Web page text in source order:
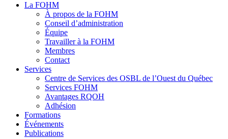
La FOHM
À propos de la FOHM
Conseil d’administration
Équipe
Travailler à la FOHM
Membres
Contact
Services
Centre de Services des OSBL de l’Ouest du Québec
Services FOHM
Avantages RQOH
Adhésion
Formations
Événements
Publications